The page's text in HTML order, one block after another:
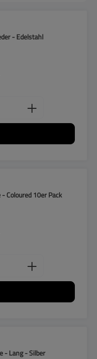
- Edelstahl
Gib den
Coloured 10er Pack
Gib den
- Lang - Silber